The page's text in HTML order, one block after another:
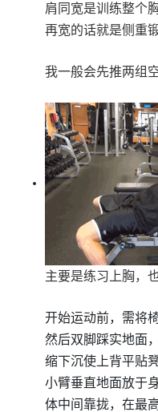
肩同宽是训练整个
再宽的话就是侧重
我一般会先推两组
主要是练习上胸，
开始运动前，需将
然后双脚踩实地面
缩下沉使上背平贴
小臂垂直地面放于
体中间靠拢，在最